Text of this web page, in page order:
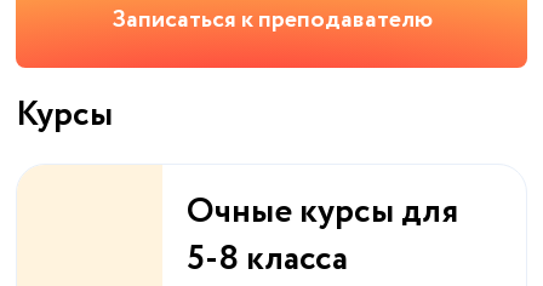
Записаться к преподавателю
Курсы
Очные курсы для
5-8 класса